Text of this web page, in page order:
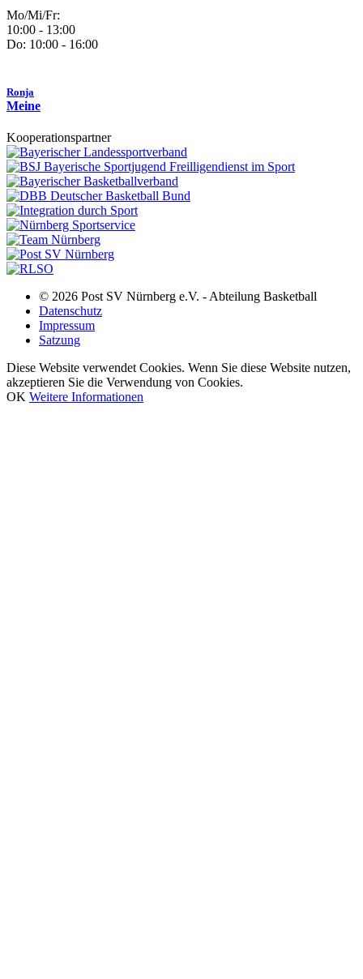
Mo/Mi/Fr:
10:00 - 13:00
Do: 10:00 - 16:00
Ronja
Meine
Kooperationspartner
© 2026 Post SV Nürnberg e.V. - Abteilung Basketball
Datenschutz
Impressum
Satzung
Diese Website verwendet Cookies. Wenn Sie diese Website nutzen,
akzeptieren Sie die Verwendung von Cookies.
OK Weitere Informationen